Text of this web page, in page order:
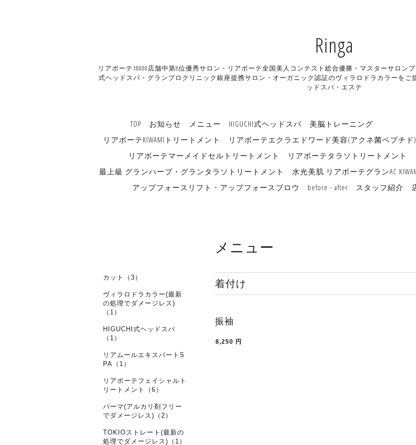
Ringa
リアボーテ18000店舗中第8位優秀サロン・リアボーテ全国美人コンテスト総合優勝・マスターサロンブ
式ヘッドスパ・グランプロクリニック銀座提携サロン・オーガニック認証のヴィラロドラカラーを
ッドスパ・エステ
TOP お知らせ メニュー HIGUCHI式ヘッドスパ
美脳トレーニング リ
リアボーテKIWAMIトリートメント
リアボーテエクラエドワード美容(アクネ菌ペプチド)
リアボーテマーメイドセルトリートメント
リアボーテタラソトリートメント
最上級 グランハーブ・グランタラソトリートメント
水光美肌 リアボーテグランAC
アップフォースリフト・アップフォースブロウ
before - after スタッフ紹介
メニュー
着付け
振袖
8,250 円
カット（3）
ヴィラロドラカラー(最新
の処理でダメージレス)
（1）
HIGUCHI式ヘッドスパ
（1）
リアムールエキスパートS
PA（1）
リアボーテフェイシャルト
リートメント（6）
パーマ(アルカリ剤フリー
でダメージレス)（2）
TOKIOストレート(最新の
処理でダメージレス)（1）